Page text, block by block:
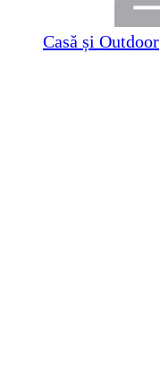
Casă și Outdoor